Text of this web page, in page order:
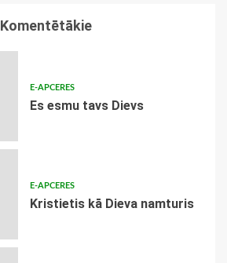
Komentētākie
E-APCERES
Es esmu tavs Dievs
E-APCERES
Kristietis kā Dieva namturis